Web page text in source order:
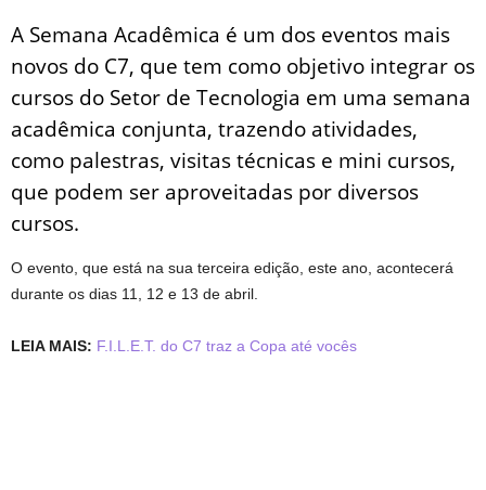
A Semana Acadêmica é um dos eventos mais
novos do C7, que tem como objetivo integrar os
cursos do Setor de Tecnologia em uma semana
acadêmica conjunta, trazendo atividades,
como palestras, visitas técnicas e mini cursos,
que podem ser aproveitadas por diversos
cursos.
O evento, que está na sua terceira edição, este ano, acontecerá
durante os dias 11, 12 e 13 de abril.
LEIA MAIS: F.I.L.E.T. do C7 traz a Copa até vocês